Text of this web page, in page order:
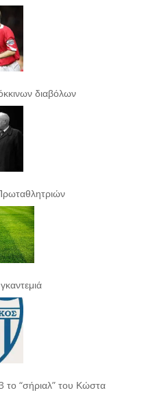
διαβόλων
το “σήριαλ” του Κώστα